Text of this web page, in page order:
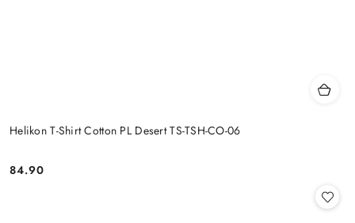
Helikon T-Shirt Cotton PL Desert TS-TSH-CO-06
Cena:
84.90